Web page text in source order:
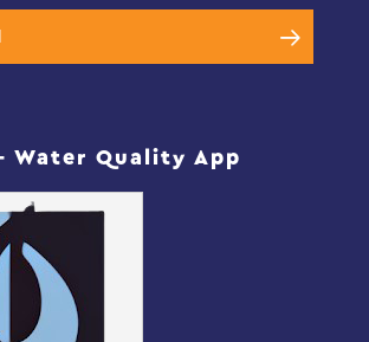
Water Quality App